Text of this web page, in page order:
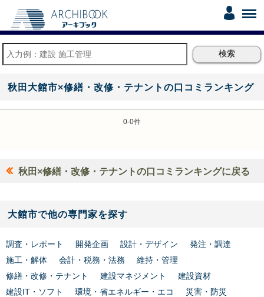
秋田大館市×修繕・改修・テナントの口コミランキング
0-0件
秋田×修繕・改修・テナントの口コミランキングに戻る
大館市で他の専門家を探す
調査・レポート 開発企画 設計・デザイン
発注・調達
施工・解体
会計・税務・法務
維持・管理
修繕・改修・テナント
建設マネジメント
建設資材
建設IT・ソフト
環境・省エネルギー・エコ
災害・防災